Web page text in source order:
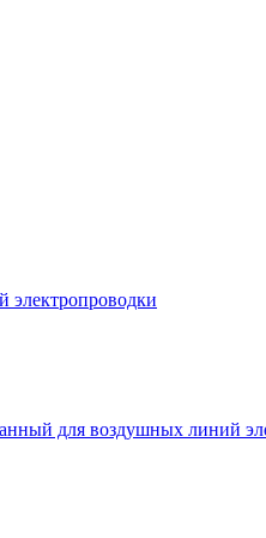
электропроводки
для воздушных линий